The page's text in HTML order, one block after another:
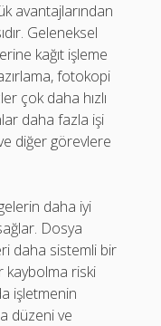
avantajlarından
Geleneksel
kağıt işleme
fotokopi
çok daha hızlı
daha fazla işi
diğer görevlere
daha iyi
Dosya
daha sistemli bir
kaybolma riski
işletmenin
düzeni ve